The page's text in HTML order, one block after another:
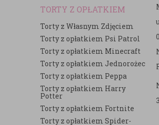
TORTY Z OPŁATKIEM
Torty z Własnym Zdjęciem
Torty z opłatkiem Psi Patrol
Torty z opłatkiem Minecraft
Torty z opłatkiem Jednorożec
Torty z opłatkiem Peppa
Torty z opłatkiem Harry
Potter
Torty z opłatkiem Fortnite
Torty z opłatkiem Spider-